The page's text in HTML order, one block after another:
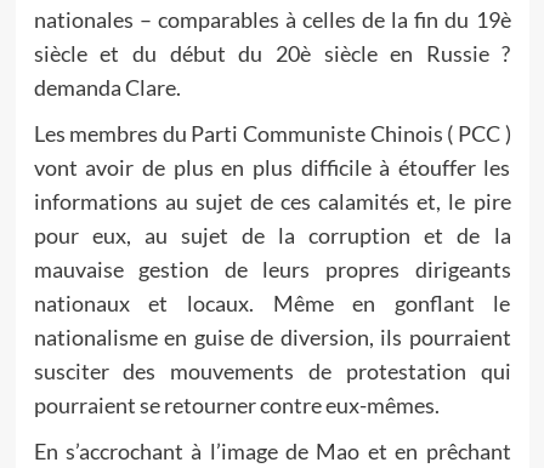
nationales – comparables à celles de la fin du 19è
siècle et du début du 20è siècle en Russie ?
demanda Clare.
Les membres du Parti Communiste Chinois ( PCC )
vont avoir de plus en plus difficile à étouffer les
informations au sujet de ces calamités et, le pire
pour eux, au sujet de la corruption et de la
mauvaise gestion de leurs propres dirigeants
nationaux et locaux. Même en gonflant le
nationalisme en guise de diversion, ils pourraient
susciter des mouvements de protestation qui
pourraient se retourner contre eux-mêmes.
En s’accrochant à l’image de Mao et en prêchant